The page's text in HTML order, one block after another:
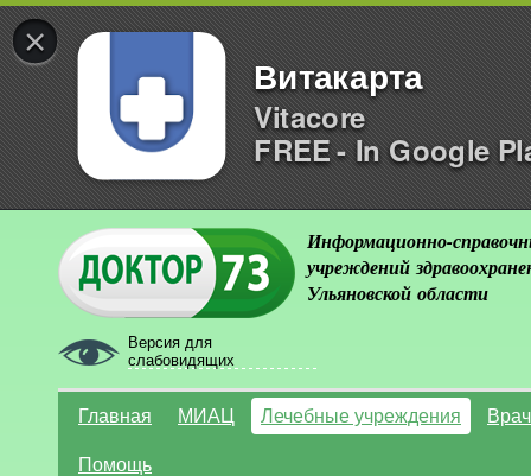
×
Витакарта
Vitacore
FREE - In Google
Версия для
слабовидящих
Информационно-
учреждений
Ульяновской области
Главная МИАЦ Лечебные учреждения
Помощь